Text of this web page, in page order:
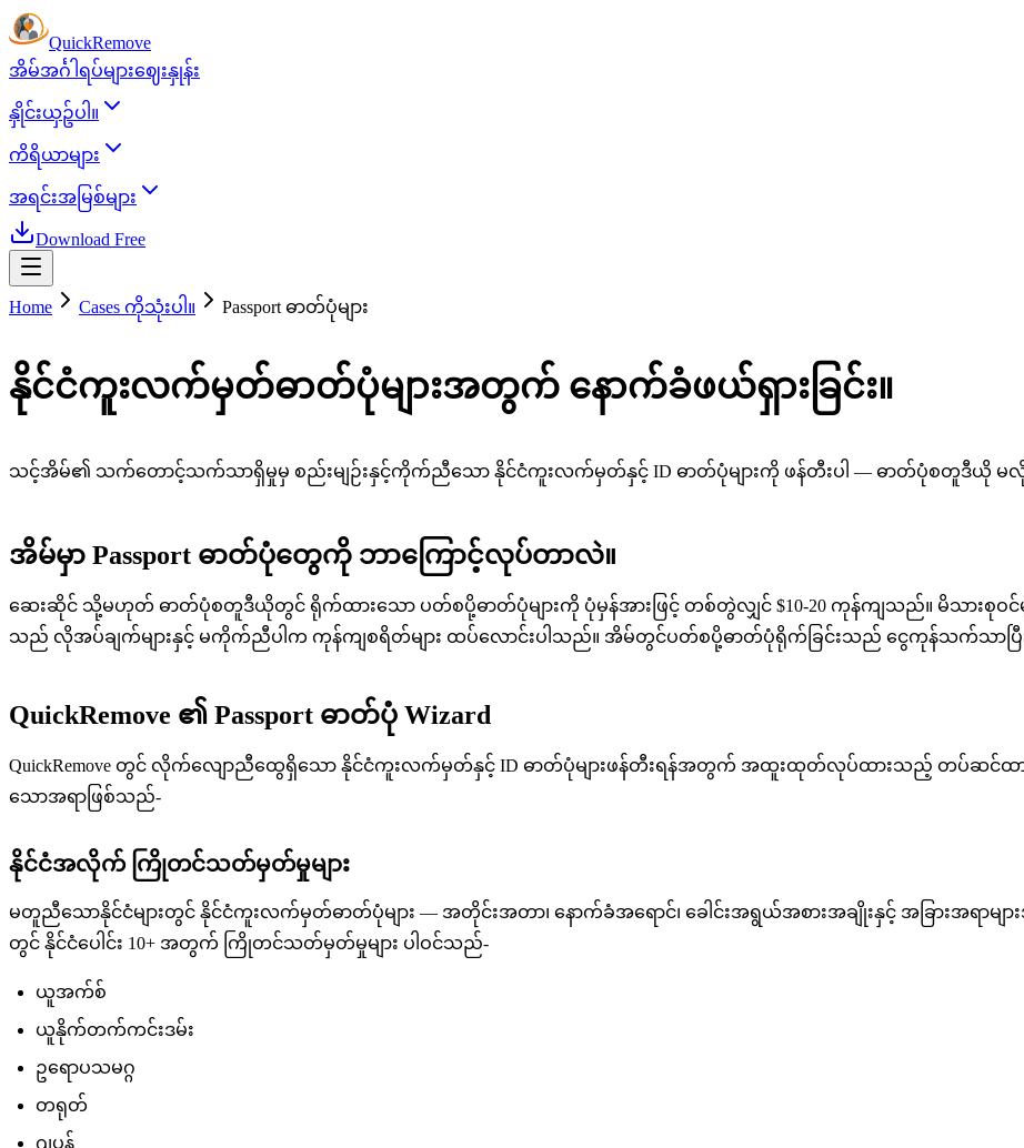
QuickRemove
အိမ်အင်္ဂါရပ်များဈေးနှုန်း
နှိုင်းယှဥ်ပါ။
ကိရိယာများ
အရင်းအမြစ်များ
Download Free
Home Cases ကိုသုံးပါ။ Passport ဓာတ်ပုံများ
နိုင်ငံကူးလက်မှတ်ဓာတ်ပုံများအတွက် နောက်ခံဖယ်ရှားခြင်း။
သင့်အိမ်၏ သက်တောင့်သက်သာရှိမှုမှ စည်းမျဉ်းနှင့်ကိုက်ညီသော နိုင်ငံကူးလက်မှတ်နှင့် ID ဓာတ်ပုံများကို ဖန်တီးပါ — ဓာတ်ပုံစတူဒီယို မလို
အိမ်မှာ Passport ဓာတ်ပုံတွေကို ဘာကြောင့်လုပ်တာလဲ။
ဆေးဆိုင် သို့မဟုတ် ဓာတ်ပုံစတူဒီယိုတွင် ရိုက်ထားသော ပတ်စပို့ဓာတ်ပုံများကို ပုံမှန်အားဖြင့် တစ်တွဲလျှင် $10-20 ကုန်ကျသည်။ မိသားစု
သည် လိုအပ်ချက်များနှင့် မကိုက်ညီပါက ကုန်ကျစရိတ်များ ထပ်လောင်းပါသည်။ အိမ်တွင်ပတ်စပို့ဓာတ်ပုံရိုက်ခြင်းသည် ငွေကုန်သက်သာပြီ
QuickRemove ၏ Passport ဓာတ်ပုံ Wizard
QuickRemove တွင် လိုက်လျောညီထွေရှိသော နိုင်ငံကူးလက်မှတ်နှင့် ID ဓာတ်ပုံများဖန်တီးရန်အတွက် အထူးထုတ်လုပ်ထားသည့် တပ်ဆင်ထားသေ
သောအရာဖြစ်သည်-
နိုင်ငံအလိုက် ကြိုတင်သတ်မှတ်မှုများ
မတူညီသောနိုင်ငံများတွင် နိုင်ငံကူးလက်မှတ်ဓာတ်ပုံများ — အတိုင်းအတာ၊ နောက်ခံအရောင်၊ ခေါင်းအရွယ်အစားအချိုးနှင့် အခြားအရာမ
တွင် နိုင်ငံပေါင်း 10+ အတွက် ကြိုတင်သတ်မှတ်မှုများ ပါဝင်သည်-
ယူအက်စ်
ယူနိုက်တက်ကင်းဒမ်း
ဥရောပသမဂ္ဂ
တရုတ်
ဂျပန်